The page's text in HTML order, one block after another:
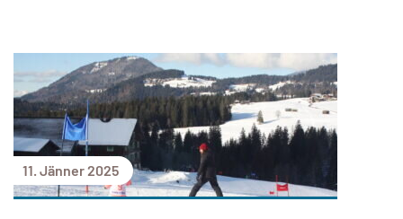
11. Jänner 2025